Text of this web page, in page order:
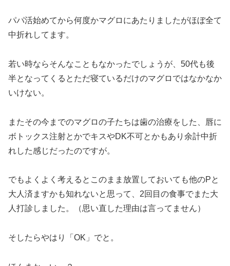
パパ活始めてから何度かマグロにあたりましたがほぼ全て
中折れしてます。
若い時ならそんなこともなかったでしょうが、50代も後
半となってくるとただ寝ているだけのマグロではなかなか
いけない。
またその今までのマグロの子たちは歯の治療をした、唇に
ボトックス注射とかでキスやDK不可とかもあり余計中折
れした感じだったのですが。
でもよくよく考えるとこのまま放置しておいても他のPと
大人済ますかも知れないと思って、2回目の食事でまた大
人打診しました。（思い直した理由は言ってません）
そしたらやはり「OK」でと。